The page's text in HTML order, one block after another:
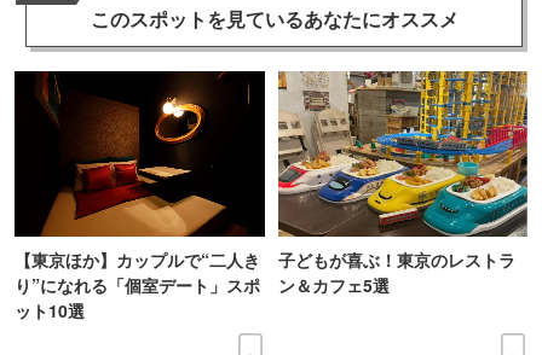
このスポットを見ているあなたにオススメ
【東京ほか】カップルで“二人き
り”になれる「個室デート」スポ
ット10選
子どもが喜ぶ！東京のレストラ
ン＆カフェ5選